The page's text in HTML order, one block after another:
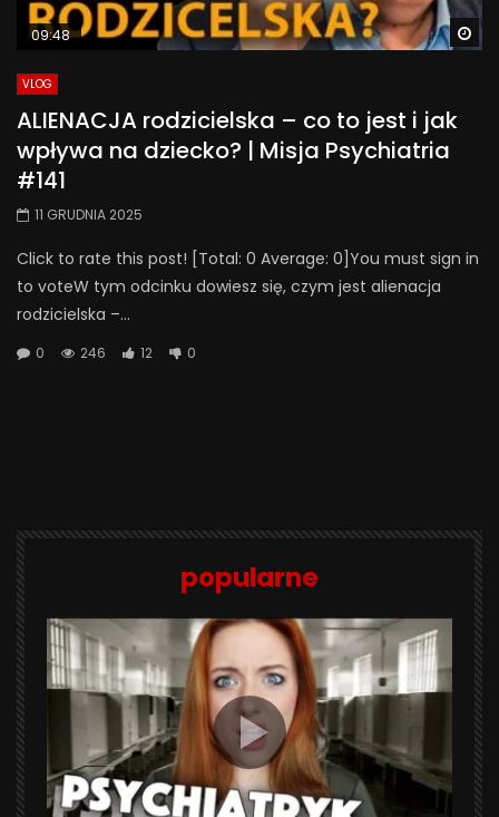
09:48
VLOG
ALIENACJA rodzicielska – co to jest i jak
wpływa na dziecko? | Misja Psychiatria
#141
11 GRUDNIA 2025
Click to rate this post! [Total: 0 Average: 0]You must sign in
to voteW tym odcinku dowiesz się, czym jest alienacja
rodzicielska –...
0 246 12 0
popularne